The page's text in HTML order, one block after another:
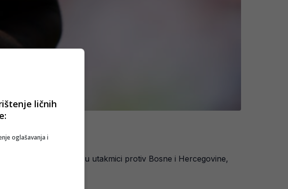
koji je zaradio u utakmici protiv Bosne i Hercegovine,
reprezentacija.
ličnih
oglašavanja i